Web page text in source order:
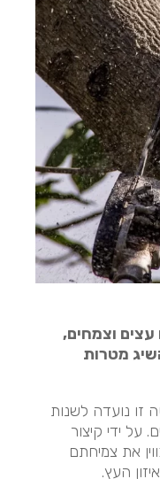
עצים וצמחים,
מטרות
זו נועדה לשנות
על ידי קיצור
את צמיחתם
העץ.